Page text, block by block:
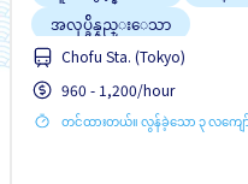
အလုပ္ခ်ိန္နည္းေသာ
Chofu Sta. (Tokyo)
960 - 1,200/hour
တင်ထားတယ်။ လွန်ခဲ့သော ၃ လကျ